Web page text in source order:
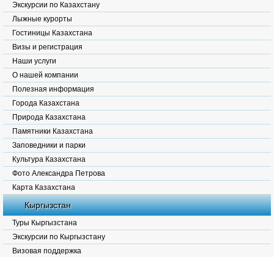
Экскурсии по Казахстану
Лыжные курорты
Гостиницы Казахстана
Визы и регистрация
Наши услуги
О нашей компании
Полезная информация
Города Казахстана
Природа Казахстана
Памятники Казахстана
Заповедники и парки
Культура Казахстана
Фото Александра Петрова
Карта Казахстана
Кыргызстан
Туры Кыргызстана
Экскурсии по Кыргызстану
Визовая поддержка